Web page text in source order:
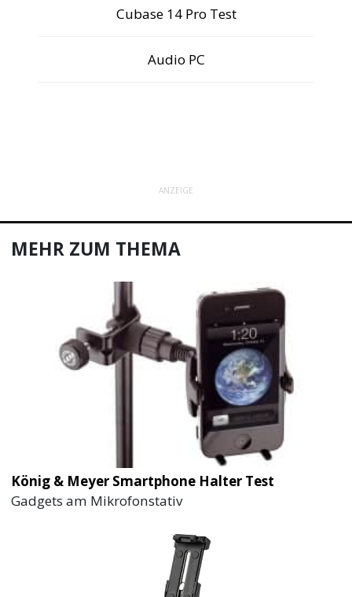
Cubase 14 Pro Test
Audio PC
ANZEIGE
MEHR ZUM THEMA
König & Meyer Smartphone Halter Test
Gadgets am Mikrofonstativ